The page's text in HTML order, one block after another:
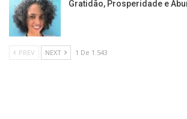
Gratidão, Prosperidade e
PREV NEXT 1 De 1.543